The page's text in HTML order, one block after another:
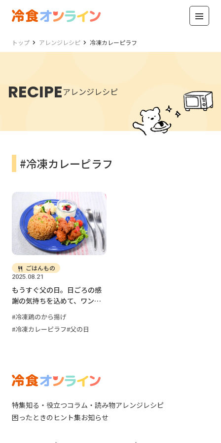
トップ アレンジレシピ 冷凍カレーピラフ
RECIPEアレンジレシピ
#冷凍カレーピラフ
2025.08.21
ごはんもの
もうすぐ父の日。日ごろの感
謝の気持ちを込めて、ワンプ
レートランチを作ろう
冷凍鶏のから揚げ
冷凍カレーピラフ 父の日
特集知る・役立つコラム・読み物アレンジレシピ
困ったときのヒント集お知らせ